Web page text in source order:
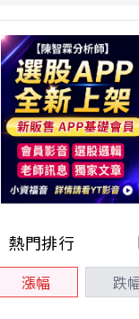
熱門排行
漲幅 跌